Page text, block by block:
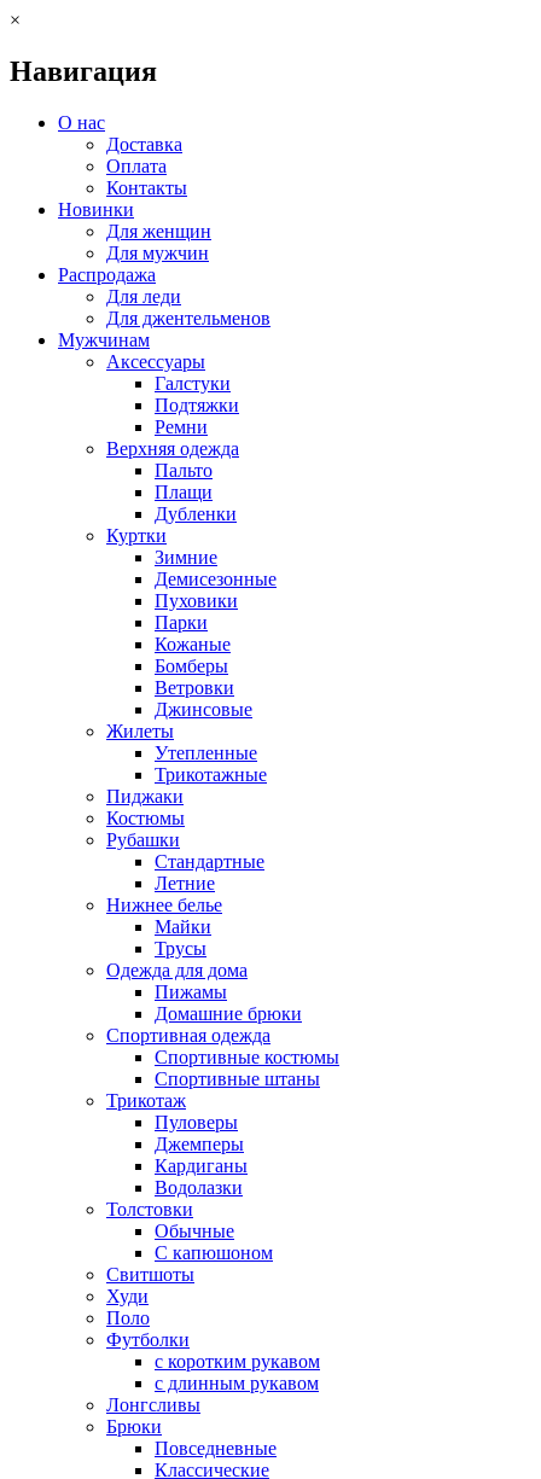
×
Навигация
О нас
Доставка
Оплата
Контакты
Новинки
Для женщин
Для мужчин
Распродажа
Для леди
Для джентельменов
Мужчинам
Аксессуары
Галстуки
Подтяжки
Ремни
Верхняя одежда
Пальто
Плащи
Дубленки
Куртки
Зимние
Демисезонные
Пуховики
Парки
Кожаные
Бомберы
Ветровки
Джинсовые
Жилеты
Утепленные
Трикотажные
Пиджаки
Костюмы
Рубашки
Стандартные
Летние
Нижнее белье
Майки
Трусы
Одежда для дома
Пижамы
Домашние брюки
Спортивная одежда
Спортивные костюмы
Спортивные штаны
Трикотаж
Пуловеры
Джемперы
Кардиганы
Водолазки
Толстовки
Обычные
С капюшоном
Свитшоты
Худи
Поло
Футболки
с коротким рукавом
с длинным рукавом
Лонгсливы
Брюки
Повседневные
Классические